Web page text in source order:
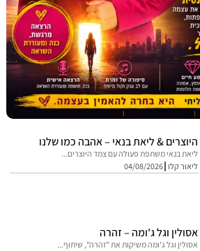
& ליאת בנאי – אהבה כמו שלנו
משתפת פעולה עם צמד היוצרים...
04/08/2026
וגל ג'ומה – זהרה
ג'ומה משיקות את "זהרה", שיתוף...